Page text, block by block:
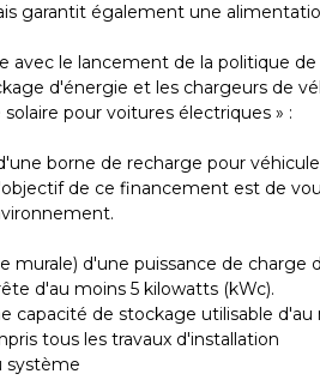
garantit également une
avec le lancement de la politique
d'énergie et les chargeurs de
pour voitures électriques » :
borne de recharge pour
de ce financement est de
d'une puissance de charge
d'au moins 5 kilowatts (kWc).
de stockage utilisable d'au
tous les travaux d'installation
système